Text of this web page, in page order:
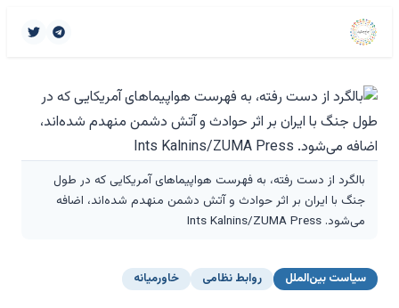
بالگرد از دست رفته، به فهرست هواپیماهای آمریکایی که در طول
جنگ با ایران بر اثر حوادث و آتش دشمن منهدم شده‌اند، اضافه
می‌شود. Ints Kalnins/ZUMA Press
سیاست بین‌الملل روابط نظامی خاورمیانه